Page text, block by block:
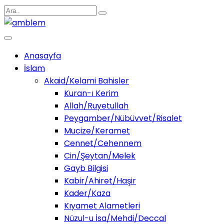
Anasayfa
İslam
Akaid/Kelami Bahisler
Kuran-ı Kerim
Allah/Ruyetullah
Peygamber/Nübüvvet/Risalet
Mucize/Keramet
Cennet/Cehennem
Cin/Şeytan/Melek
Gayb Bilgisi
Kabir/Ahiret/Haşir
Kader/Kaza
Kıyamet Alametleri
Nüzul-u İsa/Mehdi/Deccal